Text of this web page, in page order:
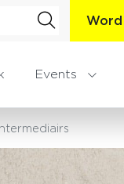
Events